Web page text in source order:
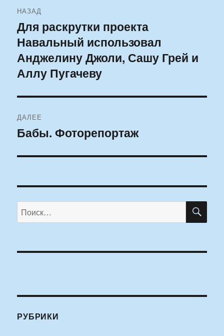
по
записям
НАЗАД
Предыдущая
запись:
Для раскрутки проекта
Навальный использовал
Анджелину Джоли, Сашу Грей и
Аллу Пугачеву
ДАЛЕЕ
Следующая
Бабы. Фоторепортаж
Искать:
РУБРИКИ